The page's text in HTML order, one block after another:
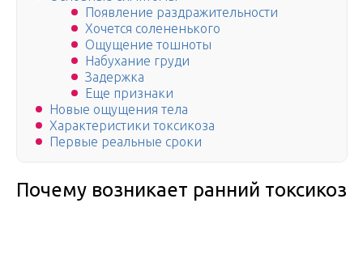
Появление раздражительности
Хочется солененького
Ощущение тошноты
Набухание груди
Задержка
Еще признаки
Новые ощущения тела
Характеристики токсикоза
Первые реальные сроки
Почему возникает ранний токсикоз